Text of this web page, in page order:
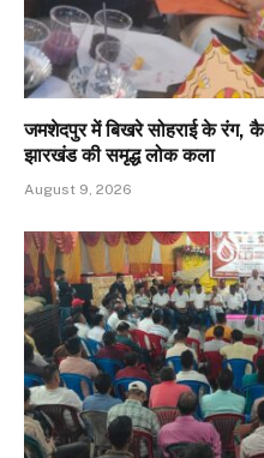
जमशेदपुर में बिखरे सोहराई के रंग,
झारखंड की समृद्ध लोक कला
August 9, 2026